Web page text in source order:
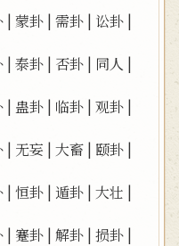
|蒙卦 |需卦 | 讼卦 |
|泰卦 | 否卦 | 同人 |
| 蛊卦 | 临卦 |观卦 |
| 无妄 |大畜 | 颐卦 |
|恒卦 |遁卦 |大壮 |
| 蹇卦 |解卦 |损卦 |